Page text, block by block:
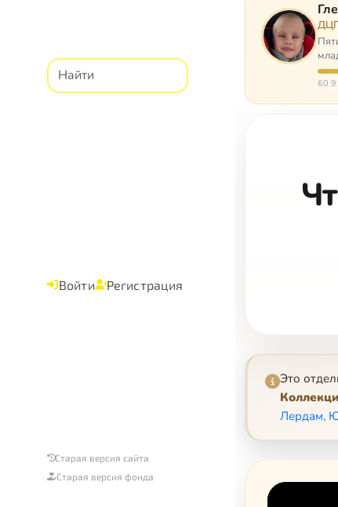
Войти Регистрация
Старая версия сайта
Старая версия фонда
60
Это
Лердам,